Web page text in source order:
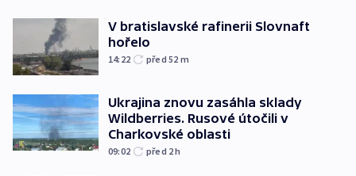
V bratislavské rafinerii Slovnaft
hořelo
14:22 před 52 m
Ukrajina znovu zasáhla sklady
Wildberries. Rusové útočili v
Charkovské oblasti
09:02 před 2h